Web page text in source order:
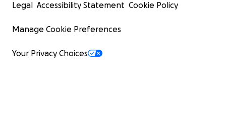
Legal Accessibility Statement Cookie Policy
Manage Cookie Preferences
Your Privacy Choices